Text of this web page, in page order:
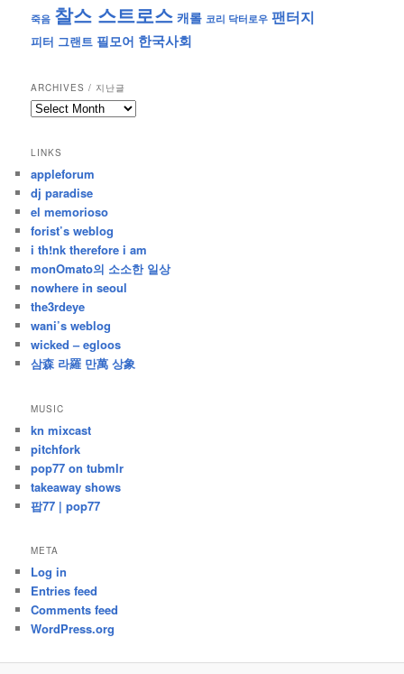
죽음 찰스 스트로스 캐롤 코리 닥터로우 팬터지
피터 그랜트 필모어 한국사회
ARCHIVES / 지난글
archives
난
글
LINKS
appleforum
dj paradise
el memorioso
forist’s weblog
i th!nk therefore i am
monOmato의 소소한 일상
nowhere in seoul
the3rdeye
wani’s weblog
wicked – egloos
삼森 라羅 만萬 상象
MUSIC
kn mixcast
pitchfork
pop77 on tubmlr
takeaway shows
팝77 | pop77
META
Log in
Entries feed
Comments feed
WordPress.org